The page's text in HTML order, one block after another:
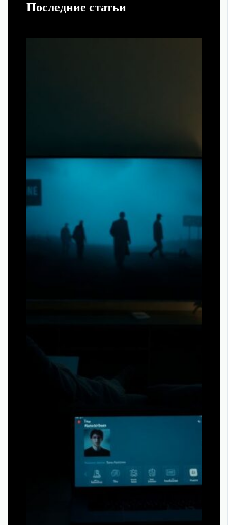
Последние статьи